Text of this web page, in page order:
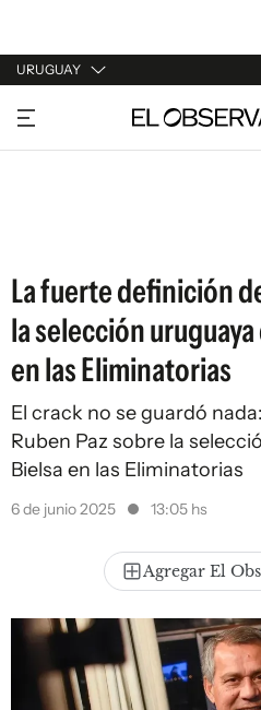
URUGUAY
URUGUAY
ARGENTINA
La fuerte definición
la selección
en las Eliminatorias
El crack no se guardó
Ruben Paz sobre la
Bielsa en las Eliminatorias
6 de junio 2025 13:05 hs
Agregar El